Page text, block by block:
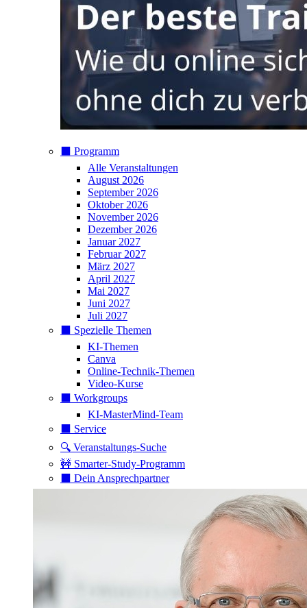
⬛️ Programm
Alle Veranstaltungen
August 2026
September 2026
Oktober 2026
November 2026
Dezember 2026
Januar 2027
Februar 2027
März 2027
April 2027
Mai 2027
Juni 2027
Juli 2027
⬛️ Spezielle Themen
KI-Themen
Canva
Online-Technik-Themen
Video-Kurse
⬛️ Workgroups
KI-MasterMind-Team
⬛️ Service
🔍 Veranstaltungs-Suche
🚧 Smarter-Study-Programm
⬛️ Dein Ansprechpartner